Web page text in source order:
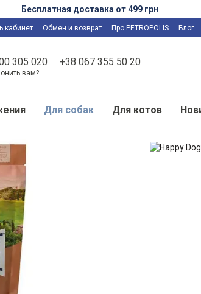
Бесплатная доставка от 499 грн
кабинет Обмен и возврат Про PETROPOLIS Блог
305 020 +38 067 355 50 20
вам?
Для собак Для котов